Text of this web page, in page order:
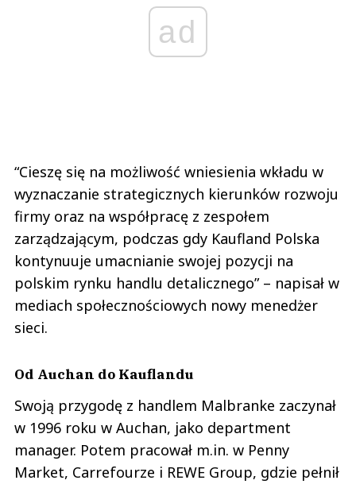
ad
“Cieszę się na możliwość wniesienia wkładu w
wyznaczanie strategicznych kierunków rozwoju
firmy oraz na współpracę z zespołem
zarządzającym, podczas gdy Kaufland Polska
kontynuuje umacnianie swojej pozycji na
polskim rynku handlu detalicznego” – napisał w
mediach społecznościowych nowy menedżer
sieci.
Od Auchan do Kauflandu
Swoją przygodę z handlem Malbranke zaczynał
w 1996 roku w Auchan, jako department
manager. Potem pracował m.in. w Penny
Market, Carrefourze i REWE Group, gdzie pełnił